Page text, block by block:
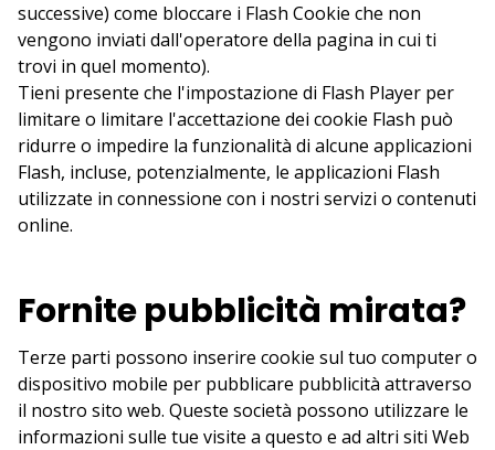
successive) come bloccare i Flash Cookie che non
vengono inviati dall'operatore della pagina in cui ti
trovi in quel momento).
Tieni presente che l'impostazione di Flash Player per
limitare o limitare l'accettazione dei cookie Flash può
ridurre o impedire la funzionalità di alcune applicazioni
Flash, incluse, potenzialmente, le applicazioni Flash
utilizzate in connessione con i nostri servizi o contenuti
online.
Fornite pubblicità mirata?
Terze parti possono inserire cookie sul tuo computer o
dispositivo mobile per pubblicare pubblicità attraverso
il nostro sito web. Queste società possono utilizzare le
informazioni sulle tue visite a questo e ad altri siti Web